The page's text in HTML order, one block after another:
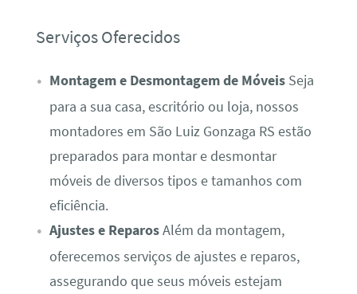
Serviços Oferecidos
Montagem e Desmontagem de MóveisSeja
para a sua casa, escritório ou loja, nossos
montadores em São Luiz Gonzaga RS estão
preparados para montar e desmontar
móveis de diversos tipos e tamanhos com
eficiência.
Ajustes e ReparosAlém da montagem,
oferecemos serviços de ajustes e reparos,
assegurando que seus móveis estejam